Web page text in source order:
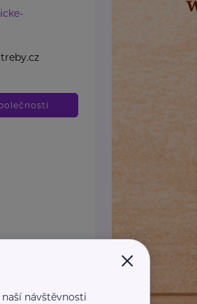
×
návštěvnosti